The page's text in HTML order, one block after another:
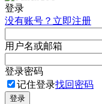
登录
没有账号？立即注册
用户名或邮箱
登录密码
记住登录找回密码
登录